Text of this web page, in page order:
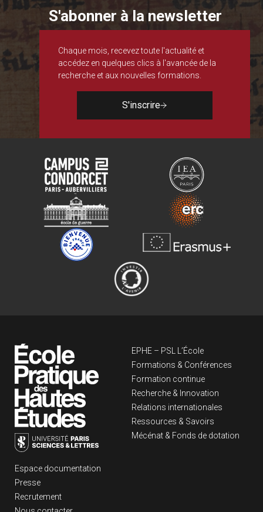
S'abonner à la newsletter
Chaque mois, recevez toute l'actualité et
accédez en quelques clics à l'avancée de la
recherche et aux nouvelles formations.
S'inscrire
Navigation
EPHE – PSL L’École
Formations & Conférences
Formation continue
Recherche & Innovation
Relations internationales
Ressources & Savoirs
Mécénat & Fonds de dotation
Liens footer
Espace documentation
Presse
Recrutement